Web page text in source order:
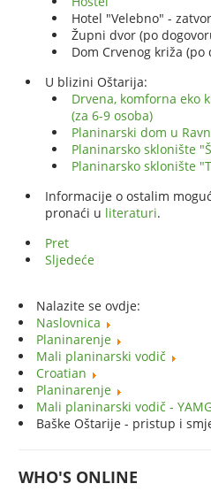
Hotel "Velebno" -
Župni dvor (po
Dom Crvenog križa (po
U blizini Oštarija:
Drvena, komforna eko
(za 6-9 osoba)
Planinarski dom u
Planinarsko sklonište
Planinarsko sklonište
Informacije o ostalim
pronaći u literaturi.
Pret
Sljedeće
Nalazite se ovdje:
Naslovnica
Planinarenje
Mali planinarski vodič
Croatian
Planinarenje
Mali planinarski vodič -
Baške Oštarije - pristup i
WHO'S ONLINE